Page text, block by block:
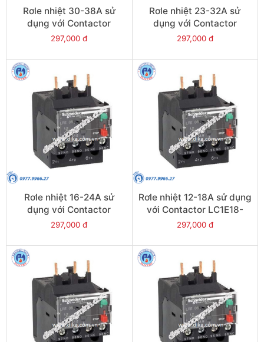
Rơle nhiệt 30-38A sử
dụng với Contactor
LC1E38 - Model LRE35
297,000 đ
Rơle nhiệt 23-32A sử
dụng với Contactor
LC1E25-E38 - Model
297,000 đ
Rơle nhiệt 16-24A sử
dụng với Contactor
LC1E25-E38 - Model
297,000 đ
Rơle nhiệt 12-18A sử dụng
với Contactor LC1E18-
E38 - Model LRE21
297,000 đ